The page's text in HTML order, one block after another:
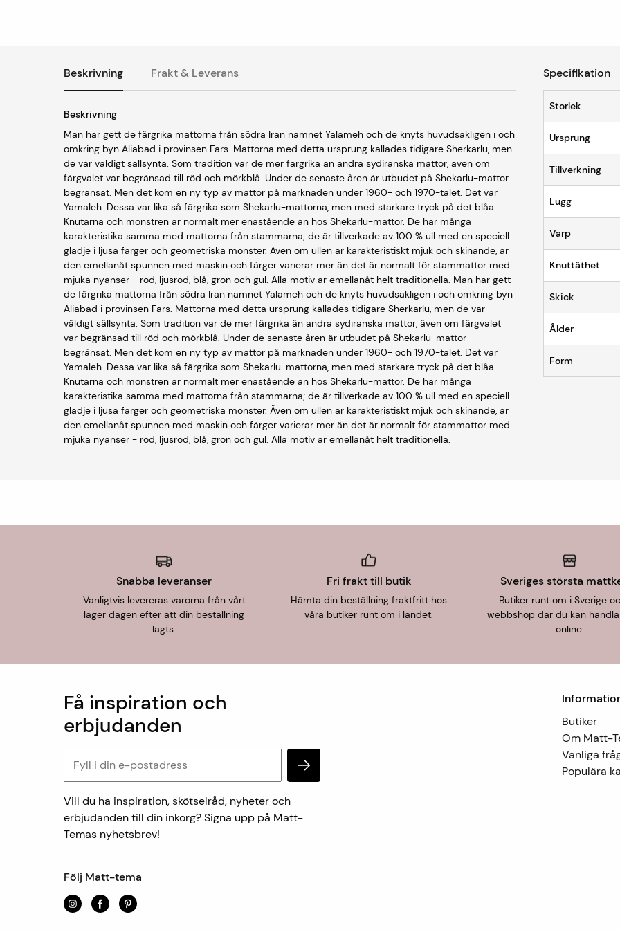
Beskrivning Frakt & Leverans
Beskrivning
Man har gett de färgrika mattorna från södra Iran namnet Yalameh och de knyts huvudsakligen i och
omkring byn Aliabad i provinsen Fars. Mattorna med detta ursprung kallades tidigare Sherkarlu, men
de var väldigt sällsynta. Som tradition var de mer färgrika än andra sydiranska mattor, även om
färgvalet var begränsad till röd och mörkblå. Under de senaste åren är utbudet på Shekarlu-mattor
begränsat. Men det kom en ny typ av mattor på marknaden under 1960- och 1970-talet. Det var
Yamaleh. Dessa var lika så färgrika som Shekarlu-mattorna, men med starkare tryck på det blåa.
Knutarna och mönstren är normalt mer enastående än hos Shekarlu-mattor. De har många
karakteristika samma med mattorna från stammarna; de är tillverkade av 100 % ull med en speciell
glädje i ljusa färger och geometriska mönster. Även om ullen är karakteristiskt mjuk och skinande, är
den emellanåt spunnen med maskin och färger varierar mer än det är normalt för stammattor med
mjuka nyanser - röd, ljusröd, blå, grön och gul. Alla motiv är emellanåt helt traditionella. Man har gett
de färgrika mattorna från södra Iran namnet Yalameh och de knyts huvudsakligen i och omkring byn
Aliabad i provinsen Fars. Mattorna med detta ursprung kallades tidigare Sherkarlu, men de var
väldigt sällsynta. Som tradition var de mer färgrika än andra sydiranska mattor, även om färgvalet
var begränsad till röd och mörkblå. Under de senaste åren är utbudet på Shekarlu-mattor
begränsat. Men det kom en ny typ av mattor på marknaden under 1960- och 1970-talet. Det var
Yamaleh. Dessa var lika så färgrika som Shekarlu-mattorna, men med starkare tryck på det blåa.
Knutarna och mönstren är normalt mer enastående än hos Shekarlu-mattor. De har många
karakteristika samma med mattorna från stammarna; de är tillverkade av 100 % ull med en speciell
glädje i ljusa färger och geometriska mönster. Även om ullen är karakteristiskt mjuk och skinande, är
den emellanåt spunnen med maskin och färger varierar mer än det är normalt för stammattor med
mjuka nyanser - röd, ljusröd, blå, grön och gul. Alla motiv är emellanåt helt traditionella.
Specifikation
Storlek
Ursprung
Tillverkning
Lugg
Varp
Knuttäthet
Skick
Ålder
Form
Snabba leveranser
Vanligtvis levereras varorna från vårt
lager dagen efter att din beställning
lagts.
Fri frakt till butik
Hämta din beställning fraktfritt hos
våra butiker runt om i landet.
Sveriges största
Butiker runt om i Sverige
webbshop där du kan
online.
Butiker
Om Matt-
Vanliga
Populära
Få inspiration och
erbjudanden
Vill du ha inspiration, skötselråd, nyheter och
erbjudanden till din inkorg? Signa upp på Matt-
Temas nyhetsbrev!
Följ Matt-tema